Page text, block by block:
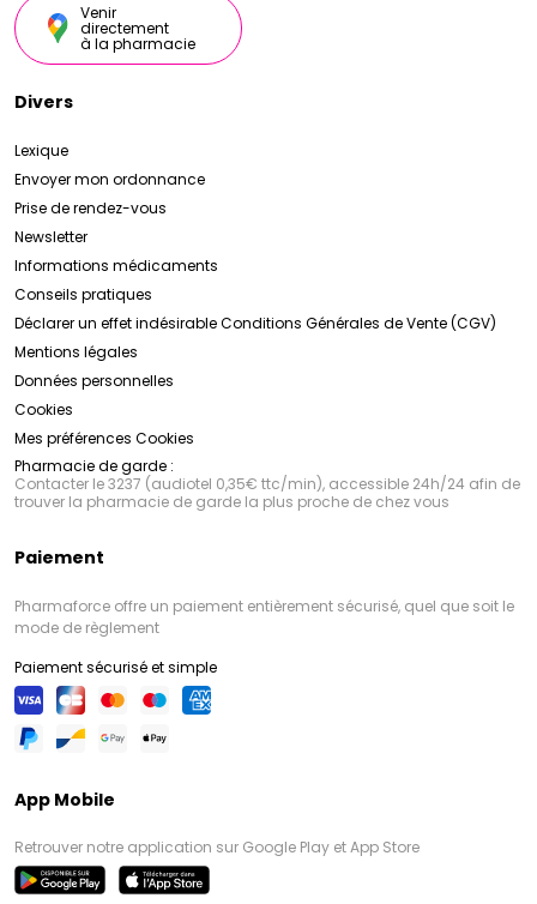
Venir
directement
à la pharmacie
Divers
Lexique
Envoyer mon ordonnance
Prise de rendez-vous
Newsletter
Informations médicaments
Conseils pratiques
Déclarer un effet indésirableConditions Générales de Vente (CGV)
Mentions légales
Données personnelles
Cookies
Mes préférences Cookies
Pharmacie de garde :
Contacter le 3237 (audiotel 0,35€ ttc/min), accessible 24h/24 afin de
trouver la pharmacie de garde la plus proche de chez vous
Paiement
Pharmaforce offre un paiement entièrement sécurisé, quel que soit le
mode de règlement
Paiement sécurisé et simple
App Mobile
Retrouver notre application sur Google Play et App Store